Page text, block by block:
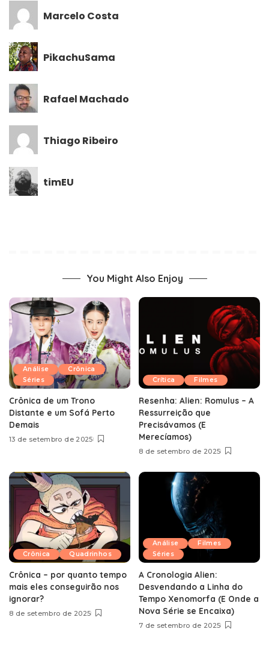
Marcelo Costa
PikachuSama
Rafael Machado
Thiago Ribeiro
timEU
You Might Also Enjoy
Análise
Crônica
Séries
Crônica de um Trono
Distante e um Sofá Perto
Demais
13 de setembro de 2025
Crítica Filmes
Resenha: Alien: Romulus – A
Ressurreição que
Precisávamos (E
Merecíamos)
8 de setembro de 2025
Crônica Quadrinhos
Crônica – por quanto tempo
mais eles conseguirão nos
ignorar?
8 de setembro de 2025
Análise
Filmes
Séries
A Cronologia Alien:
Desvendando a Linha do
Tempo Xenomorfa (E Onde a
Nova Série se Encaixa)
7 de setembro de 2025